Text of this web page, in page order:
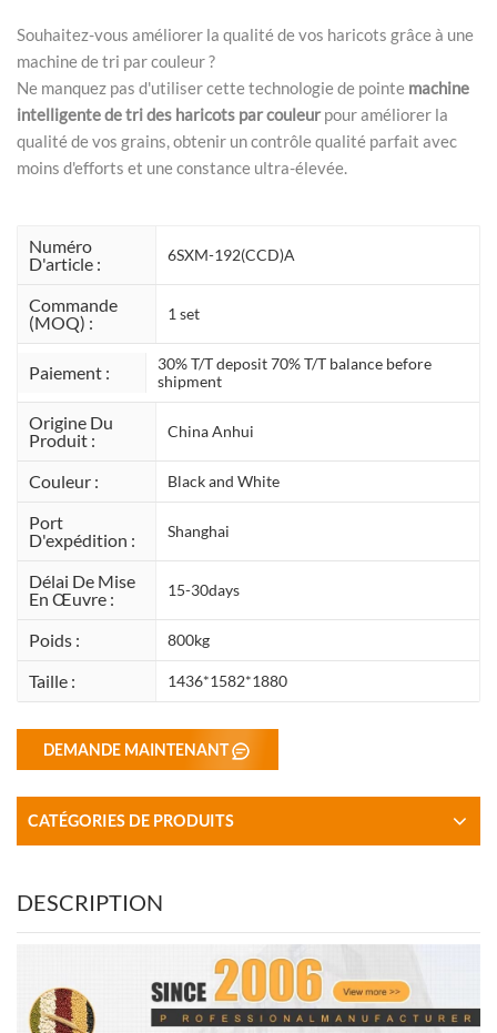
Souhaitez-vous améliorer la qualité de vos haricots grâce à une
machine de tri par couleur ?
Ne manquez pas d'utiliser cette technologie de pointe machine
intelligente de tri des haricots par couleur pour améliorer la
qualité de vos grains, obtenir un contrôle qualité parfait avec
moins d'efforts et une constance ultra-élevée.
Numéro
D'article :
6SXM-192(CCD)A
Commande
(MOQ) :
1 set
Paiement :
30% T/T deposit 70% T/T balance before
shipment
Origine Du
Produit :
China Anhui
Couleur : Black and White
Port
D'expédition :
Shanghai
Délai De Mise
En Œuvre :
15-30days
Poids : 800kg
Taille : 1436*1582*1880
DEMANDE MAINTENANT
CATÉGORIES DE PRODUITS
DESCRIPTION